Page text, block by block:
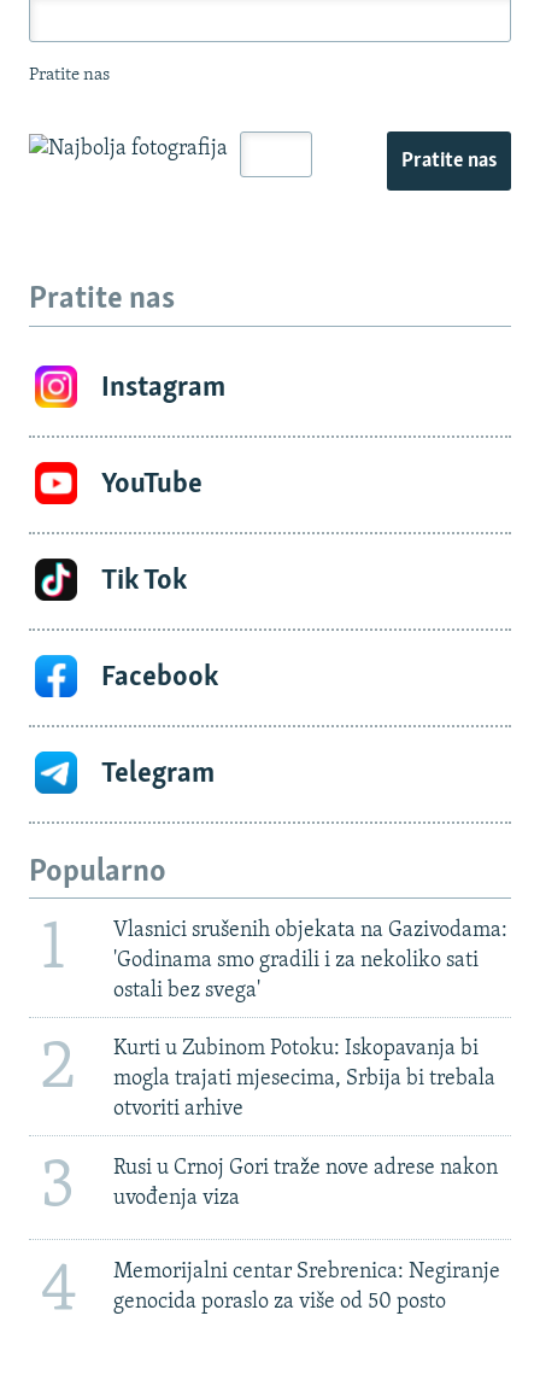
Pratite nas
Pratite nas
Pratite nas
Instagram
YouTube
Tik Tok
Facebook
Telegram
Popularno
1
Vlasnici srušenih objekata na Gazivodama:
'Godinama smo gradili i za nekoliko sati
ostali bez svega'
2
Kurti u Zubinom Potoku: Iskopavanja bi
mogla trajati mjesecima, Srbija bi trebala
otvoriti arhive
3
Rusi u Crnoj Gori traže nove adrese nakon
uvođenja viza
4
Memorijalni centar Srebrenica: Negiranje
genocida poraslo za više od 50 posto